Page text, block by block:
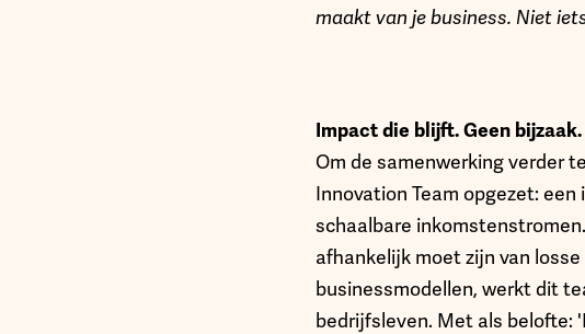
maakt van je business. Niet
Impact die blijft. Geen bijzaak.
Om de samenwerking verder
Innovation Team opgezet:
schaalbare
afhankelijk moet zijn van
businessmodellen, werkt dit
bedrijfsleven. Met als belofte: